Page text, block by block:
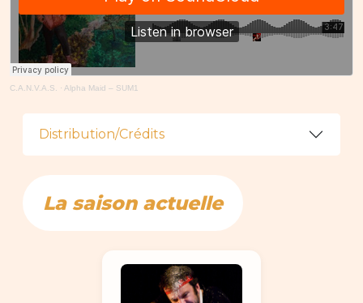
C.A.N.V.A.S. · Alpha Maid – SUM1
Distribution/Crédits
La saison actuelle